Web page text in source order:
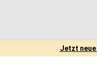
Jetzt